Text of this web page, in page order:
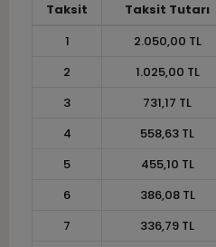
Taksit Taksit Tutarı
1
2.050,00 TL
2
1.025,00 TL
3
731,17 TL
4
558,63 TL
5
455,10 TL
6
386,08 TL
7
336,79 TL